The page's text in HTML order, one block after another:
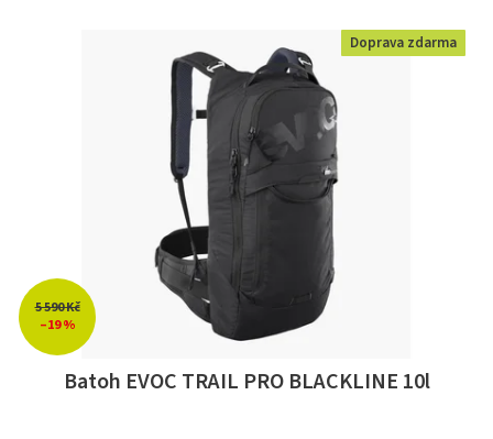
Doprava zdarma
5 590 Kč
–19 %
Batoh EVOC TRAIL PRO BLACKLINE 10l